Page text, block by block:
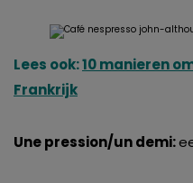
Lees ook:10 manieren
Frankrijk
Une pression/un demi: